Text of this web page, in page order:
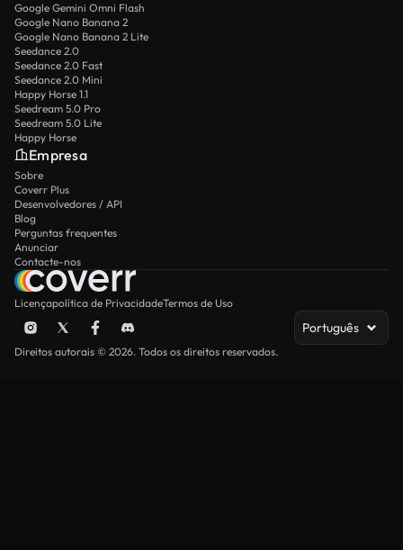
Google Gemini Omni Flash
Google Nano Banana 2
Google Nano Banana 2 Lite
Seedance 2.0
Seedance 2.0 Fast
Seedance 2.0 Mini
Happy Horse 1.1
Seedream 5.0 Pro
Seedream 5.0 Lite
Happy Horse
Empresa
Sobre
Coverr Plus
Desenvolvedores / API
Blog
Perguntas frequentes
Anunciar
Contacte-nos
Licençapolítica de PrivacidadeTermos de Uso
Português
Direitos autorais © 2026. Todos os direitos reservados.